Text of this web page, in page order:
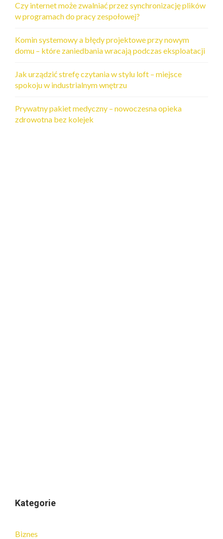
Czy internet może zwalniać przez synchronizację plików
w programach do pracy zespołowej?
Komin systemowy a błędy projektowe przy nowym
domu – które zaniedbania wracają podczas eksploatacji
Jak urządzić strefę czytania w stylu loft – miejsce
spokoju w industrialnym wnętrzu
Prywatny pakiet medyczny – nowoczesna opieka
zdrowotna bez kolejek
Kategorie
Biznes